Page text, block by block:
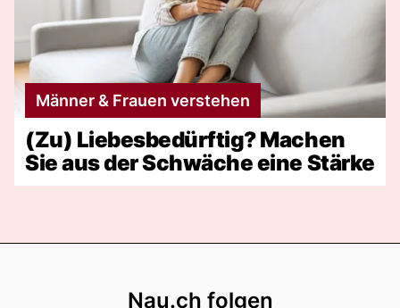
Männer & Frauen verstehen
(Zu) Liebesbedürftig? Machen
Sie aus der Schwäche eine Stärke
Nau.ch folgen